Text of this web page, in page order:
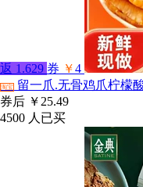
返 1.629 券 ￥4
淘宝
留一爪.无骨鸡爪柠檬
券后 ￥25.49
4500 人已买